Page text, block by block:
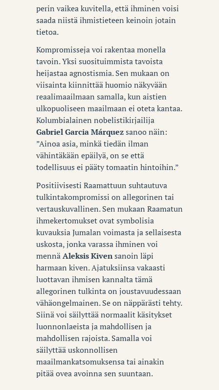
perin vaikea kuvitella, että ihminen voisi
saada niistä ihmistieteen keinoin jotain
tietoa.
Kompromisseja voi rakentaa monella
tavoin. Yksi suosituimmista tavoista
heijastaa agnostismia. Sen mukaan on
viisainta kiinnittää huomio näkyvään
reaalimaailmaan samalla, kun aistien
ulkopuoliseen maailmaan ei oteta kantaa.
Kolumbialainen nobelistikirjailija
Gabriel Garcia Márquezsanoo näin:
”Ainoa asia, minkä tiedän ilman
vähintäkään epäilyä, on se että
todellisuus ei pääty tomaatin hintoihin.”
Positiivisesti Raamattuun suhtautuva
tulkintakompromissi on allegorinen tai
vertauskuvallinen. Sen mukaan Raamatun
ihmekertomukset ovat symbolisia
kuvauksia Jumalan voimasta ja sellaisesta
uskosta, jonka varassa ihminen voi
mennäAleksis Kivensanoin läpi
harmaan kiven. Ajatuksiinsa vakaasti
luottavan ihmisen kannalta tämä
allegorinen tulkinta on joustavuudessaan
vähäongelmainen. Se on näppärästi tehty.
Siinä voi säilyttää normaalit käsitykset
luonnonlaeista ja mahdollisen ja
mahdollisen rajoista. Samalla voi
säilyttää uskonnollisen
maailmankatsomuksensa tai ainakin
pitää ovea avoinna sen suuntaan.